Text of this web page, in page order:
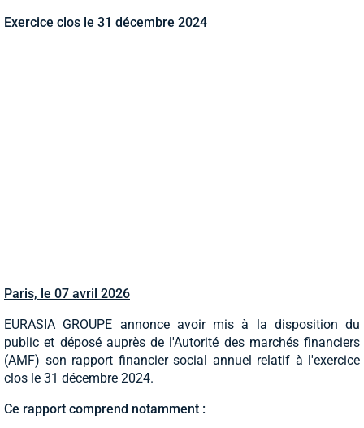
Exercice clos le 31 décembre 2024
Paris, le 07 avril 2026
EURASIA GROUPE annonce avoir mis à la disposition du
public et déposé auprès de l'Autorité des marchés financiers
(AMF) son rapport financier social annuel relatif à l'exercice
clos le 31 décembre 2024.
Ce rapport comprend notamment :